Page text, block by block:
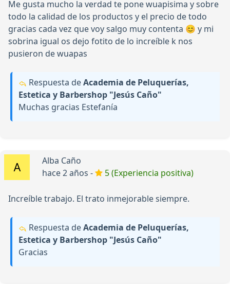
Me gusta mucho la verdad te pone wuapisima y sobre
todo la calidad de los productos y el precio de todo
gracias cada vez que voy salgo muy contenta 😊 y mi
sobrina igual os dejo fotito de lo increíble k nos
pusieron de wuapas
Respuesta deAcademia de Peluquerías,
Estetica y Barbershop "Jesús Caño"
Muchas gracias Estefanía
Alba Caño
hace 2 años -
5 (Experiencia positiva)
Increíble trabajo. El trato inmejorable siempre.
Respuesta deAcademia de Peluquerías,
Estetica y Barbershop "Jesús Caño"
Gracias